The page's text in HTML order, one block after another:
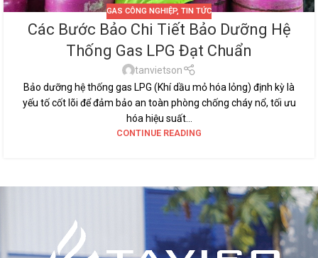
GAS CÔNG NGHIỆP, TIN TỨC
Các Bước Bảo Chi Tiết Bảo Dưỡng Hệ
Thống Gas LPG Đạt Chuẩn
tanvietson
Bảo dưỡng hệ thống gas LPG (Khí dầu mỏ hóa lỏng) định kỳ là
yếu tố cốt lõi để đảm bảo an toàn phòng chống cháy nổ, tối ưu
hóa hiệu suất...
CONTINUE READING